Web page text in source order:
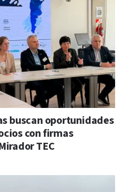
buscan oportunidades
con firmas
TEC